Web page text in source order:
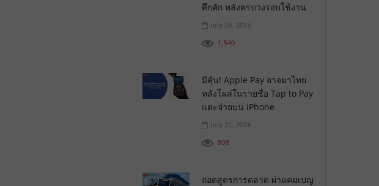
คึกคัก หลังครบวงรอบใช้งาน
July 28, 2026
1,540
มีลุ้น! Apple Pay อาจมาไทย
หลังโผล่ในรายชื่อ Tap to Pay
แตะจ่ายบน iPhone
July 21, 2026
808
ถอดสูตรการตลาด ผ่าแคมเปญ